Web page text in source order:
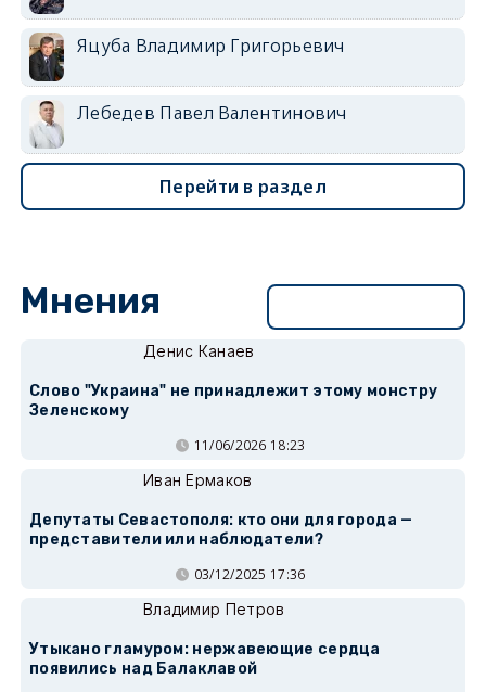
Яцуба Владимир Григорьевич
Лебедев Павел Валентинович
Перейти в раздел
Мнения
Денис Канаев
Слово "Украина" не принадлежит этому монстру
Зеленскому
11/06/2026 18:23
Иван Ермаков
Депутаты Севастополя: кто они для города —
представители или наблюдатели?
03/12/2025 17:36
Владимир Петров
Утыкано гламуром: нержавеющие сердца
появились над Балаклавой